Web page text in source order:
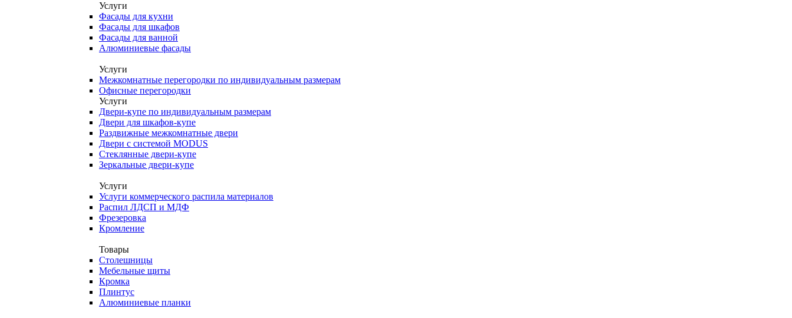
Услуги
Фасады для кухни
Фасады для шкафов
Фасады для ванной
Алюминиевые фасады
Услуги
Межкомнатные перегородки по индивидуальным размерам
Офисные перегородки
Услуги
Двери-купе по индивидуальным размерам
Двери для шкафов-купе
Раздвижные межкомнатные двери
Двери с системой MODUS
Стеклянные двери-купе
Зеркальные двери-купе
Услуги
Услуги коммерческого распила материалов
Распил ЛДСП и МДФ
Фрезеровка
Кромление
Товары
Столешницы
Мебельные щиты
Кромка
Плинтус
Алюминиевые планки